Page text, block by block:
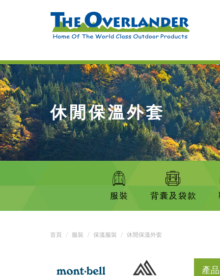
休閒保溫外套
服裝 背囊及袋款
首頁 服裝 保溫服裝 休閒保溫外套
產品